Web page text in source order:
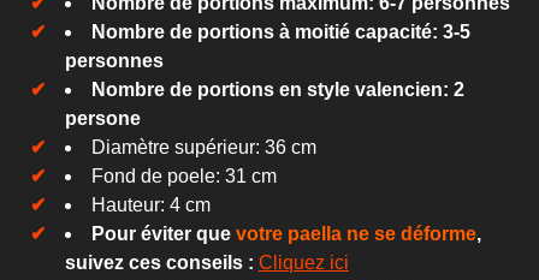
Nombre de portions à moitié capacité: 3-5
personnes
Nombre de portions en style valencien: 2
persone
Diamètre supérieur: 36 cm
Fond de poele: 31 cm
Hauteur: 4 cm
Pour éviter que votre paella ne se déforme,
suivez ces conseils : Cliquez ici